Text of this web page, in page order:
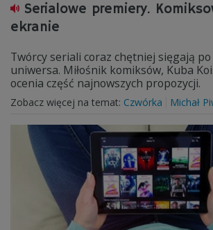
Serialowe premiery.
ekranie
Twórcy seriali coraz chętniej sięgają
uniwersa. Miłośnik komiksów, Kuba
ocenia część najnowszych propozycji.
Zobacz więcej na temat: Czwórka Michał